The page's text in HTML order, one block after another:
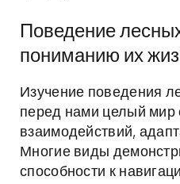
Поведение
пониманию их
Изучение поведения
перед нами целый мир
взаимодействий,
Многие виды
способности к